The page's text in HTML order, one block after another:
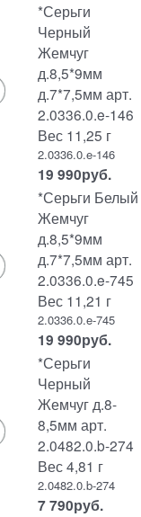
*Серьги
Черный
Жемчуг
д.8,5*9мм
д.7*7,5мм арт.
2.0336.0.e-146
Вес 11,25 г
2.0336.0.e-146
19 990руб.
*Серьги Белый
Жемчуг
д.8,5*9мм
д.7*7,5мм арт.
2.0336.0.e-745
Вес 11,21 г
2.0336.0.e-745
19 990руб.
*Серьги
Черный
Жемчуг д.8-
8,5мм арт.
2.0482.0.b-274
Вес 4,81 г
2.0482.0.b-274
7 790руб.